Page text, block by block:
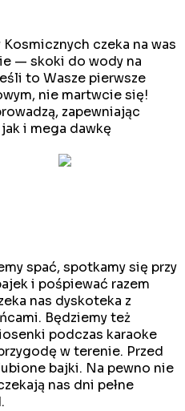
czeka na was
— skoki do wody na
to Wasze pierwsze
nie martwcie się!
zapewniając
i mega dawkę
spać, spotkamy się przy
i pośpiewać razem
nas dyskoteka z
Będziemy też
podczas karaoke
w terenie. Przed
bajki. Na pewno nie
nas dni pełne